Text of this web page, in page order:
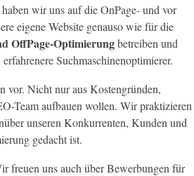
wir uns auf die OnPage- und vor
eigene Website genauso wie für die
OffPage-Optimierungbetreiben und
Suchmaschinenoptimierer.
vor. Nicht nur aus Kostengründen,
Team aufbauen wollen. Wir praktizieren
unseren Konkurrenten, Kunden und
gedacht ist.
freuen uns auch über Bewerbungen für